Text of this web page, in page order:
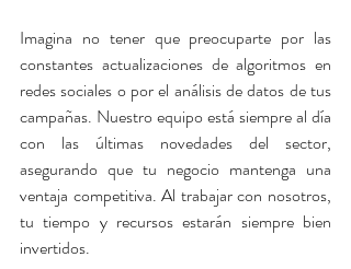
Imagina no tener que preocuparte por las
constantes actualizaciones de algoritmos en
redes sociales o por el análisis de datos de tus
campañas. Nuestro equipo está siempre al día
con las últimas novedades del sector,
asegurando que tu negocio mantenga una
ventaja competitiva. Al trabajar con nosotros,
tu tiempo y recursos estarán siempre bien
invertidos.